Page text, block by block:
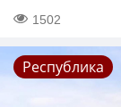
1502
Республика